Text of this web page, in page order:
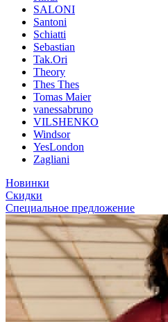
SALONI
Santoni
Schiatti
Sebastian
Tak.Ori
Theory
Thes Thes
Tomas Maier
vanessabruno
VILSHENKO
Windsor
YesLondon
Zagliani
Новинки
Скидки
Специальное предложение